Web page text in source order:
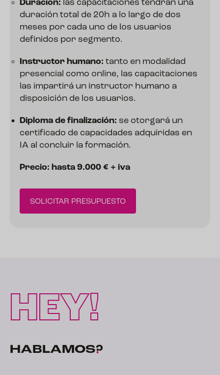
Duración: las capacitaciones tendrán una
duración total de 20h a lo largo de dos
meses por cada uno de los usuarios
definidos por segmento.
Instructor humano: tanto en modalidad
presencial como online, las capacitaciones
las impartirá un instructor humano a
disposición de los usuarios.
Diploma de finalización: se otorgará un
certificado de capacidades adquiridas en
IA al concluir la formación.
Precio: hasta 9.000 € + iva
SOLICITAR PRESUPUESTO
HEY!
HABLAMOS?